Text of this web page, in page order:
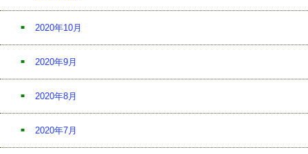
2020年10月
2020年9月
2020年8月
2020年7月